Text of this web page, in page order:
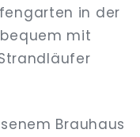
in der
mit
Brauhaus